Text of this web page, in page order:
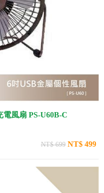
電風扇 PS-U60B-C
NT$ 699 NT$ 499